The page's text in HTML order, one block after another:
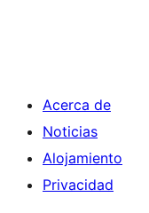
Acerca de
Noticias
Alojamiento
Privacidad